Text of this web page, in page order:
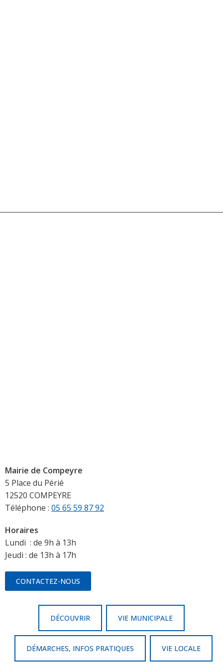
Mairie de Compeyre
5 Place du Périé
12520 COMPEYRE
Téléphone : 05 65 59 87 92
Horaires
Lundi : de 9h à 13h
Jeudi : de 13h à 17h
CONTACTEZ-NOUS
DÉCOUVRIR VIE MUNICIPALE
DÉMARCHES, INFOS PRATIQUES VIE LOCALE